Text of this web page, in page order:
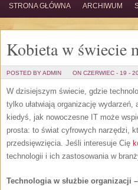
STRONA GŁÓWNA ARCHIWUM
Kobieta w świecie
POSTED BY ADMIN ON CZERWIEC - 19 -
W dzisiejszym świecie, gdzie
tylko ułatwiają organizację
kiedyś, jak nowoczesne IT może
prosta: to świat cyfrowych narzędzi,
przedsięwzięcia. Jeśli interesuje Cię
technologii i ich zastosowania w
Technologia w służbie organizacji